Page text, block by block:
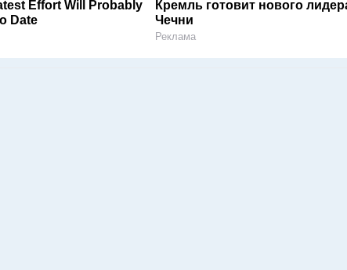
Effort Will Probably
Date
Кремль готовит нового
Чечни
Реклама